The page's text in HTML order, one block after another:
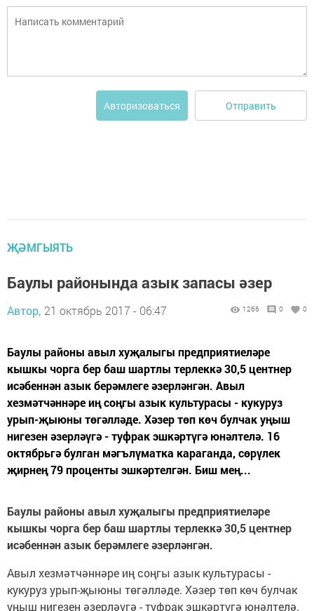
Авторизоваться Отправить
ҖӘМГЫЯТЬ
Баулы районында азык запасы әзер
Автор, 21 октябрь 2017 - 06:47 1266 0 0
Баулы районы авыл хуҗалыгы предприятиеләре
кышкы чорга бер баш шартлы терлеккә 30,5 центнер
исәбеннән азык берәмлеге әзерләнгән. Авыл
хезмәтчәннәре иң соңгы азык культурасы - кукуруз
урып-җыюны төгәлләде. Хәзер төп көч булчак уңыш
нигезен әзерләүгә - туфрак эшкәртүгә юнәлтелә. 16
октябрьгә булган мәгълүматка караганда, сөрүлек
җирнең 79 проценты эшкәртелгән. Биш мең...
Баулы районы авыл хуҗалыгы предприятиеләре
кышкы чорга бер баш шартлы терлеккә 30,5 центнер
исәбеннән азык берәмлеге әзерләнгән.
Авыл хезмәтчәннәре иң соңгы азык культурасы -
кукуруз урып-җыюны төгәлләде. Хәзер төп көч булчак
уңыш нигезен әзерләүгә - туфрак эшкәртүгә юнәлтелә.